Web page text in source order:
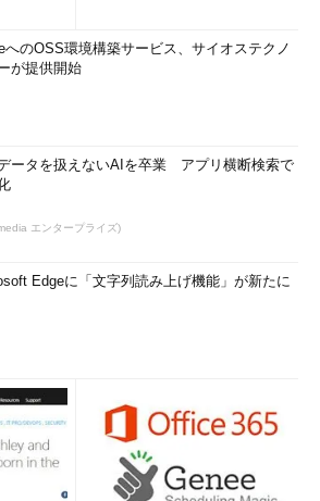
へのOSS環境構築サービス、サイオステクノ
が提供開始
ータを扱えないAIを卒業 アプリ横断検索で
エンタープライズ)
Edgeに「文字列読み上げ機能」が新たに